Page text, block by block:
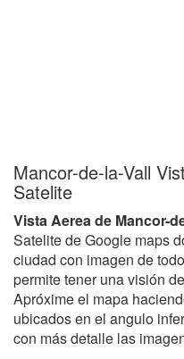
Mancor-de-la-Vall
Satelite
Vista Aerea de Mancor-
Satelite de Google maps
ciudad con imagen de
permite tener una visión
Apróxime el mapa
ubicados en el angulo
con más detalle las